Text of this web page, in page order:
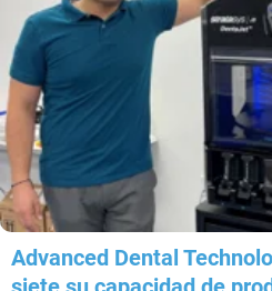
Advanced Dental